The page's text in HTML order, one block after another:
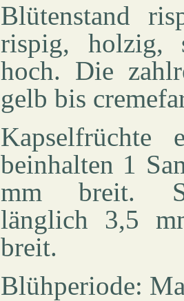
Blütenstand
rispig, holzig,
hoch. Die
gelb bis
Kapselfrüchte
beinhalten 1
mm breit.
länglich 3,5
breit.
Blühperiode: